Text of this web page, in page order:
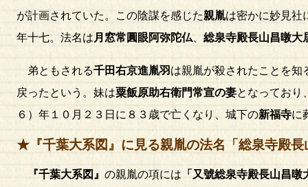
が計画されていた。この陰謀を感じた親胤は密かに妙見社
年十七。法名は 月窓常圓眼阿弥陀仏 総泉寺殿長山昌暾大
弟ともされる千田右京進胤羽 は親胤が殺されたことを知
戻ったという。妹は粟飯原助右衛門常宣の妻となっており
６）年１０月２３日に８３歳で亡くなり、城下の新福寺に
★『千葉大系図』に見る親胤の法名「総泉寺殿長
『千葉大系図』 の親胤の項には 「又號総泉寺殿長山昌